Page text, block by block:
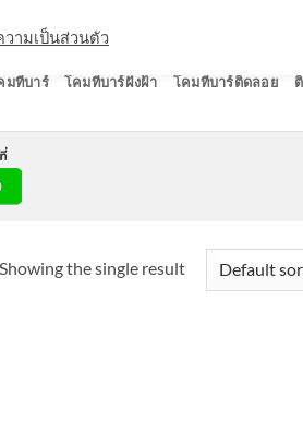
มทีบาร์ โคมทีบาร์ฝังฝ้า โคมทีบาร์ติดลอย
Showing the single result
ามเป็นส่วนตัว